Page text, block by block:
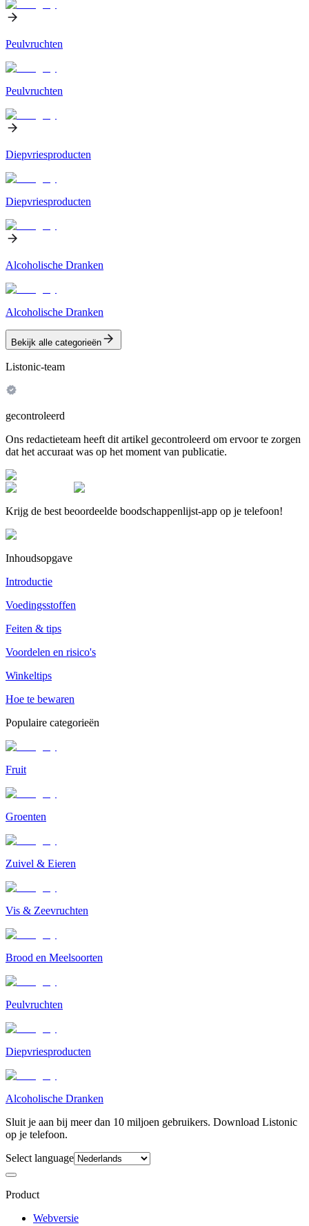
Peulvruchten
Peulvruchten
Diepvriesproducten
Diepvriesproducten
Alcoholische Dranken
Alcoholische Dranken
Bekijk alle categorieën
Listonic-team
gecontroleerd
Ons redactieteam heeft dit artikel gecontroleerd om ervoor te zorgen
dat het accuraat was op het moment van publicatie.
Krijg de best beoordeelde boodschappenlijst-app op je telefoon!
Inhoudsopgave
Introductie
Voedingsstoffen
Feiten & tips
Voordelen en risico's
Winkeltips
Hoe te bewaren
Populaire categorieën
Fruit
Groenten
Zuivel & Eieren
Vis & Zeevruchten
Brood en Meelsoorten
Peulvruchten
Diepvriesproducten
Alcoholische Dranken
Sluit je aan bij meer dan 10 miljoen gebruikers. Download Listonic
op je telefoon.
Select language
Product
Webversie